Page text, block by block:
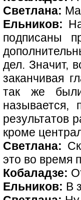
Светлана:
Ельников:
подписаны
дел. Значит,
заканчивая
так же
называется,
результатов
кроме
Светлана:
это во время
Кобаладзе:
Ельников: В